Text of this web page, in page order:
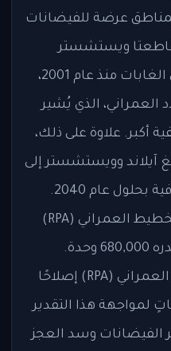
عرضة للفيضانات
ويستشستر
ولونغ آيلاند 14,300 فدان من الغابات منذ عام 2001،
العمراني، الذي يُشير
أكبر. علاوة على ذلك،
آيلاند وويستشستر إلى
1.26 مليون وحدة سكنية إضافية بحلول عام 2040.
وبهذا المعدل، تُقدّر هيئة التخطيط العمراني (RPA)
عجزًا في الوحدات السكنية قدره 680,000 وحدة.
ولذلك، تقترح هيئة التخطيط العمراني (RPA) إصلاحًا
لمواجهة هذا التقدير
وسد العجز